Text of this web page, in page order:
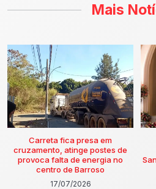
Mais
Carreta fica presa em
cruzamento, atinge postes de
provoca falta de energia no
centro de Barroso
17/07/2026